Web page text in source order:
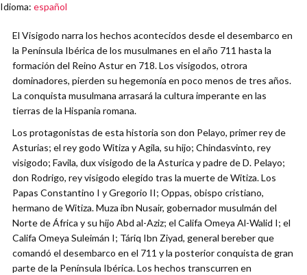
Idioma: español
El Visigodo narra los hechos acontecidos desde el desembarco en
la Península Ibérica de los musulmanes en el año 711 hasta la
formación del Reino Astur en 718. Los visigodos, otrora
dominadores, pierden su hegemonía en poco menos de tres años.
La conquista musulmana arrasará la cultura imperante en las
tierras de la Hispania romana.
Los protagonistas de esta historia son don Pelayo, primer rey de
Asturias; el rey godo Witiza y Agila, su hijo; Chindasvinto, rey
visigodo; Favila, dux visigodo de la Asturica y padre de D. Pelayo;
don Rodrigo, rey visigodo elegido tras la muerte de Witiza. Los
Papas Constantino I y Gregorio II; Oppas, obispo cristiano,
hermano de Witiza. Muza ibn Nusair, gobernador musulmán del
Norte de África y su hijo Abd al-Aziz; el Califa Omeya Al-Walid I; el
Califa Omeya Suleimán I; Táriq Ibn Ziyad, general bereber que
comandó el desembarco en el 711 y la posterior conquista de gran
parte de la Península Ibérica. Los hechos transcurren en